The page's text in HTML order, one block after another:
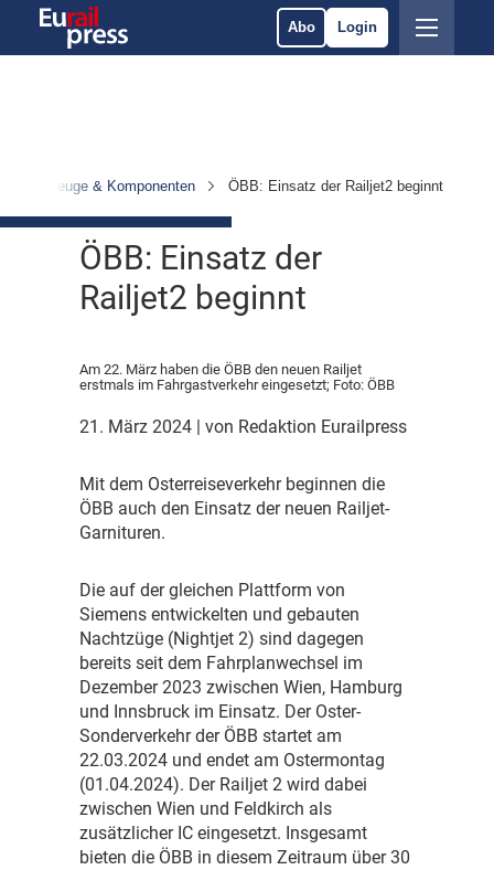
Abo Login
Fahrzeuge & Komponenten ÖBB: Einsatz der Railjet2 beginnt
ÖBB: Einsatz der
Railjet2 beginnt
Am 22. März haben die ÖBB den neuen Railjet
erstmals im Fahrgastverkehr eingesetzt; Foto: ÖBB
21. März 2024 | von Redaktion Eurailpress
Mit dem Osterreiseverkehr beginnen die
ÖBB auch den Einsatz der neuen Railjet-
Garnituren.
Die auf der gleichen Plattform von
Siemens entwickelten und gebauten
Nachtzüge (Nightjet 2) sind dagegen
bereits seit dem Fahrplanwechsel im
Dezember 2023 zwischen Wien, Hamburg
und Innsbruck im Einsatz. Der Oster-
Sonderverkehr der ÖBB startet am
22.03.2024 und endet am Ostermontag
(01.04.2024). Der Railjet 2 wird dabei
zwischen Wien und Feldkirch als
zusätzlicher IC eingesetzt. Insgesamt
bieten die ÖBB in diesem Zeitraum über 30